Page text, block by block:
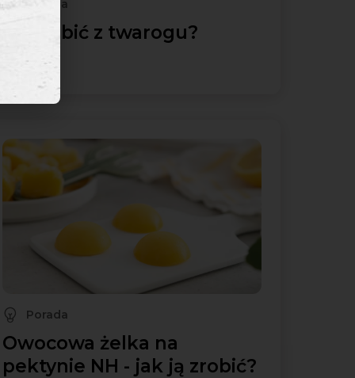
Porada
Co zrobić z twarogu?
Porada
Owocowa żelka na
pektynie NH - jak ją zrobić?